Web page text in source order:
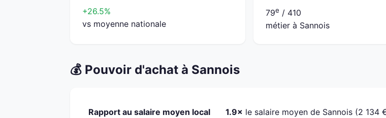
+26.5%
vs moyenne nationale
79e / 410
métier à Sannois
💰 Pouvoir d'achat à Sannois
Rapport au salaire moyen local 1.9× le salaire moyen de Sannois (2 134